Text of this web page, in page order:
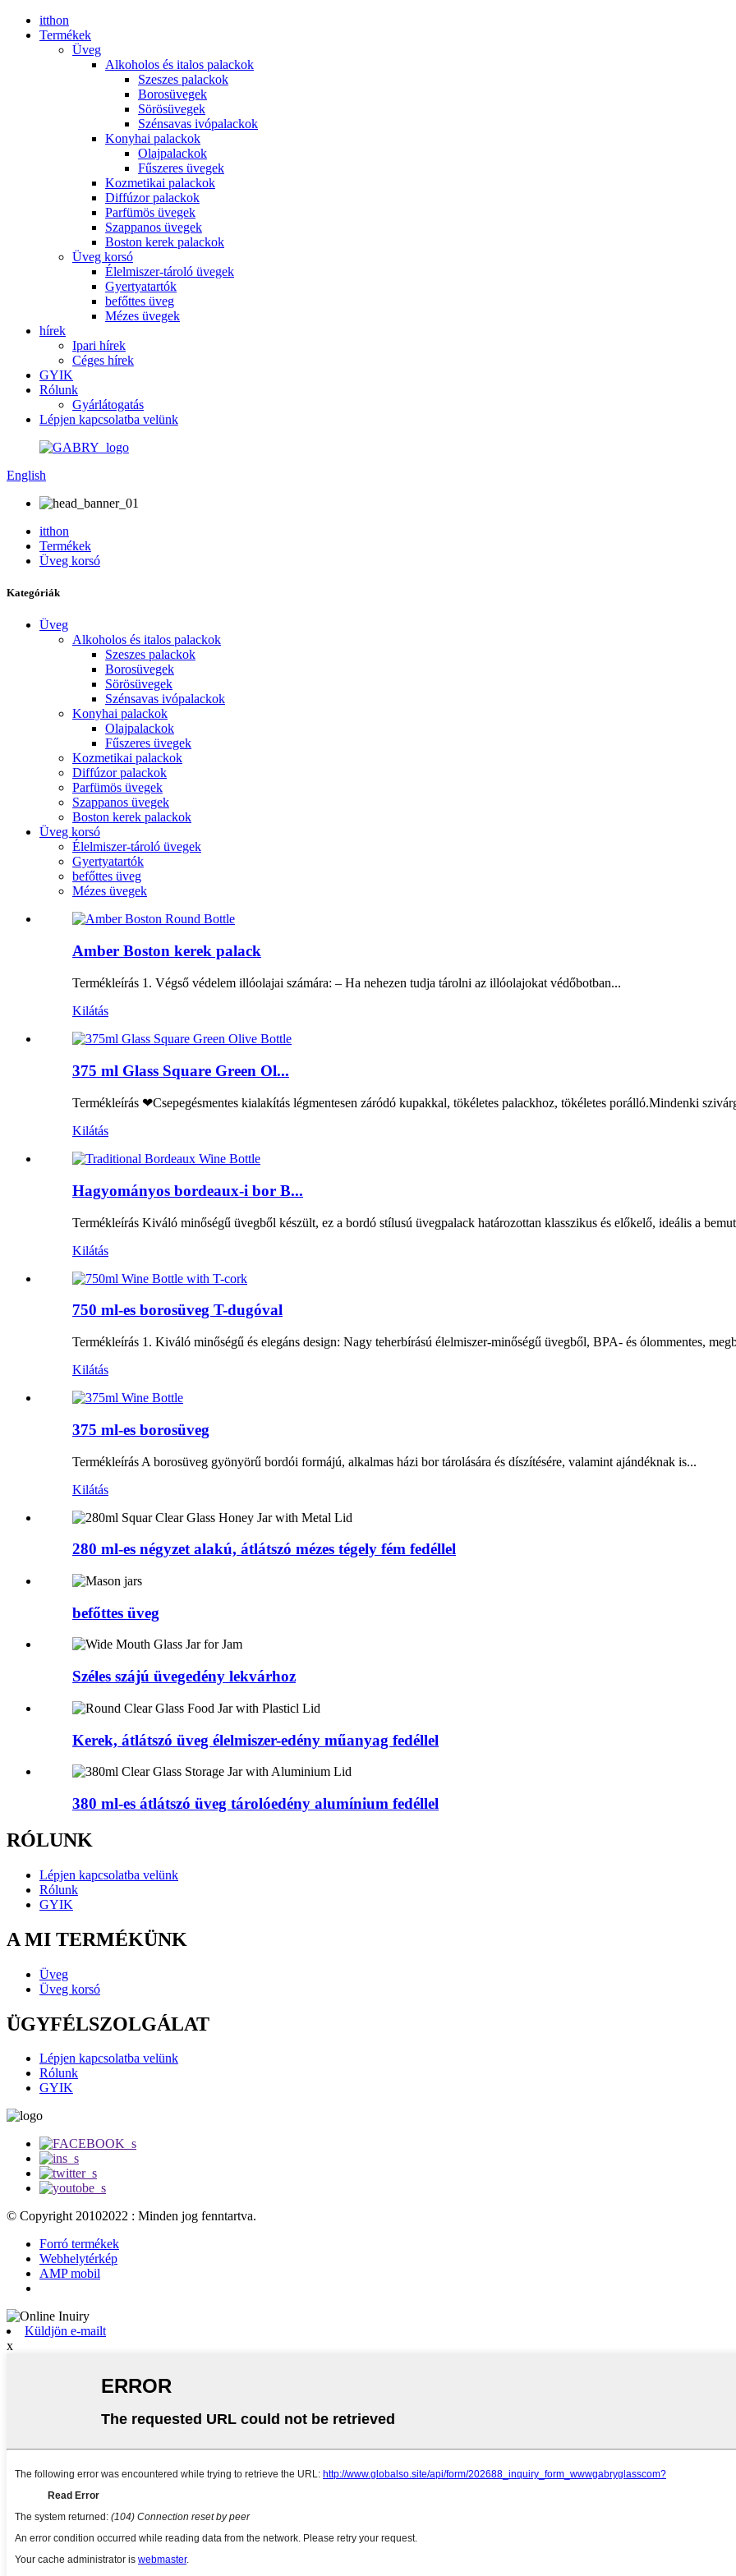
itthon
Termékek
Üveg
Alkoholos és italos palackok
Szeszes palackok
Borosüvegek
Sörösüvegek
Szénsavas ivópalackok
Konyhai palackok
Olajpalackok
Fűszeres üvegek
Kozmetikai palackok
Diffúzor palackok
Parfümös üvegek
Szappanos üvegek
Boston kerek palackok
Üveg korsó
Élelmiszer-tároló üvegek
Gyertyatartók
befőttes üveg
Mézes üvegek
hírek
Ipari hírek
Céges hírek
GYIK
Rólunk
Gyárlátogatás
Lépjen kapcsolatba velünk
English
itthon
Termékek
Üveg korsó
Kategóriák
Üveg
Alkoholos és italos palackok
Szeszes palackok
Borosüvegek
Sörösüvegek
Szénsavas ivópalackok
Konyhai palackok
Olajpalackok
Fűszeres üvegek
Kozmetikai palackok
Diffúzor palackok
Parfümös üvegek
Szappanos üvegek
Boston kerek palackok
Üveg korsó
Élelmiszer-tároló üvegek
Gyertyatartók
befőttes üveg
Mézes üvegek
Amber Boston kerek palack
Termékleírás 1. Végső védelem illóolajai számára: – Ha nehezen tudja tárolni az illóolajokat védőbotban...
Kilátás
375 ml Glass Square Green Ol...
Termékleírás ❤Csepegésmentes kialakítás légmentesen záródó kupakkal, tökéletes palackhoz, tökéletes porálló.Mindenki
Kilátás
Hagyományos bordeaux-i bor B...
Termékleírás Kiváló minőségű üvegből készült, ez a bordó stílusú üvegpalack határozottan klasszikus és előkelő, ideális a
Kilátás
750 ml-es borosüveg T-dugóval
Termékleírás 1. Kiváló minőségű és elegáns design: Nagy teherbírású élelmiszer-minőségű üvegből, BPA- és ólommentes,
Kilátás
375 ml-es borosüveg
Termékleírás A borosüveg gyönyörű bordói formájú, alkalmas házi bor tárolására és díszítésére, valamint ajándéknak is...
Kilátás
280 ml-es négyzet alakú, átlátszó mézes tégely fém fedéllel
befőttes üveg
Széles szájú üvegedény lekvárhoz
Kerek, átlátszó üveg élelmiszer-edény műanyag fedéllel
380 ml-es átlátszó üveg tárolóedény alumínium fedéllel
RÓLUNK
Lépjen kapcsolatba velünk
Rólunk
GYIK
A MI TERMÉKÜNK
Üveg
Üveg korsó
ÜGYFÉLSZOLGÁLAT
Lépjen kapcsolatba velünk
Rólunk
GYIK
© Copyright 20102022 : Minden jog fenntartva.
Forró termékek
Webhelytérkép
AMP mobil
Küldjön e-mailt
x